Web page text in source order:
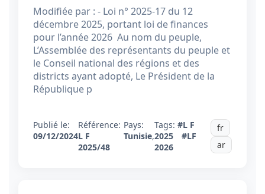
Modifiée par : - Loi n° 2025-17 du 12
décembre 2025, portant loi de finances
pour l’année 2026 Au nom du peuple,
L’Assemblée des représentants du peuple et
le Conseil national des régions et des
districts ayant adopté, Le Président de la
République p
Publié le:
09/12/2024
Référence:
L F
2025/48
Pays:
Tunisie,
Tags:#L F
2025
#LF
2026
fr
ar